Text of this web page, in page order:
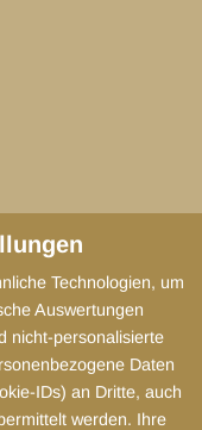
Technologien, um
Auswertungen
nicht-personalisierte
Daten
IDs) an Dritte, auch
werden. Ihre